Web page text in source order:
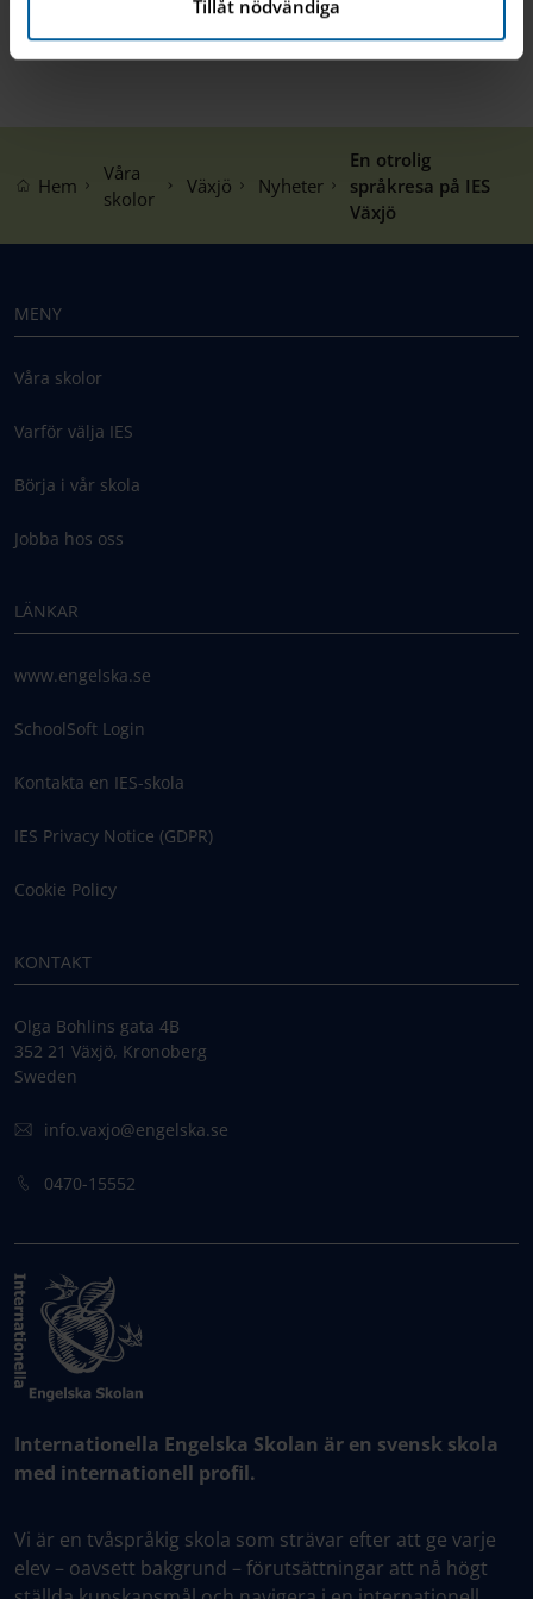
Tillåt nödvändiga
Hem
Våra
skolor
Växjö Nyheter
En otrolig
språkresa på IES
Växjö
MENY
Våra skolor
Varför välja IES
Börja i vår skola
Jobba hos oss
LÄNKAR
www.engelska.se
SchoolSoft Login
Kontakta en IES-skola
IES Privacy Notice (GDPR)
Cookie Policy
KONTAKT
Olga Bohlins gata 4B
352 21 Växjö, Kronoberg
Sweden
info.vaxjo@engelska.se
0470-15552
Internationella Engelska Skolan är en svensk skola
med internationell profil.
Vi är en tvåspråkig skola som strävar efter att ge varje
elev – oavsett bakgrund – förutsättningar att nå högt